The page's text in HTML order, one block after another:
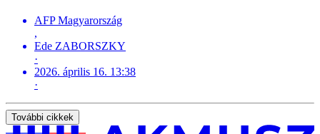
AFP Magyarország
,
Ede ZABORSZKY
·
2026. április 16. 13:38
·
További cikkek